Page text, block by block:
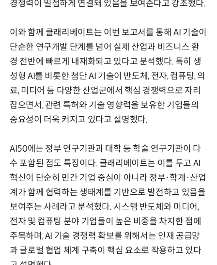
경쟁력이 밀접하게 연결돼 있음을 보여준다고 강조했다.
이와 함께 클래리베이트는 이번 보고서를 통해 AI 기술이
단순한 연구개발 단계를 넘어 실제 산업과 비즈니스 환
경 전반에 빠르게 내재화되고 있다고 분석했다. 특히 생
성형 AI를 비롯한 첨단 AI 기술이 반도체, 전자, 컴퓨팅, 의
료, 미디어 등 다양한 산업군에서 핵심 경쟁력으로 자리
잡으면서, 관련 특허와 기술 영향력을 보유한 기업들의
중요성이 더욱 커지고 있다고 설명했다.
AI50에는 정부 연구기관과 대학 등 학술 연구기관이 다
수 포함된 점도 특징이다. 클래리베이트는 이를 두고 AI
혁신이 단순히 민간 기업 중심이 아니라 정부·학계·산업
계가 함께 협력하는 생태계를 기반으로 발전하고 있음을
보여주는 사례라고 분석했다. 시스템 반도체와 미디어,
전자 및 컴퓨팅 분야 기업들이 높은 비중을 차지한 점에
주목하며, AI 기술 경쟁력 확보를 위해서는 인재 공급망
과 글로벌 협업 체계 구축이 핵심 요소로 작용하고 있다